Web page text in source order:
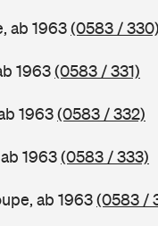
ab 1963(0583 / 330)
1963(0583 / 331)
1963(0583 / 332)
1963(0583 / 333)
ab 1963(0583 /